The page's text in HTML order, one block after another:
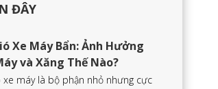
ĐÂY
Xe Máy Bẩn: Ảnh Hưởng
và Xăng Thế Nào?
xe máy là bộ phận nhỏ nhưng cực